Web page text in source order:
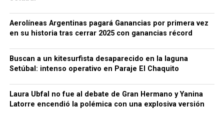
Aerolíneas Argentinas pagará Ganancias por primera vez
en su historia tras cerrar 2025 con ganancias récord
Buscan a un kitesurfista desaparecido en la laguna
Setúbal: intenso operativo en Paraje El Chaquito
Laura Ubfal no fue al debate de Gran Hermano y Yanina
Latorre encendió la polémica con una explosiva versión